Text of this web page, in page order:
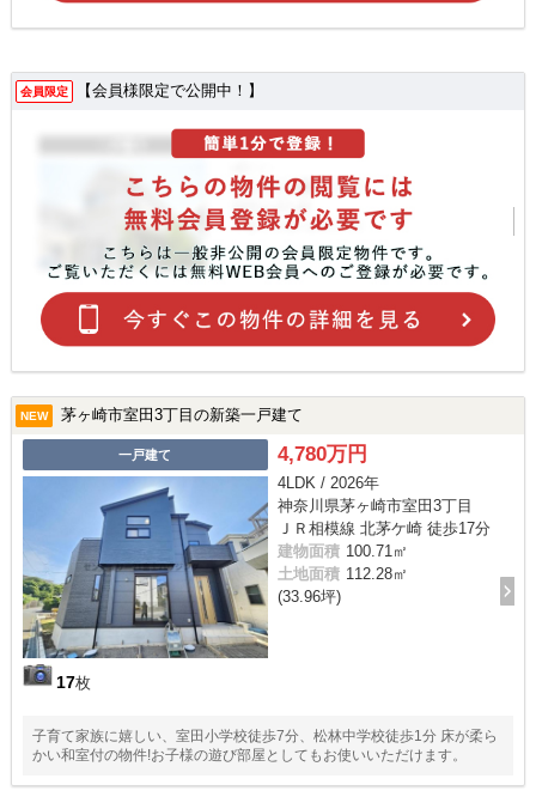
会員限定 【会員様限定で公開中！】
NEW 茅ヶ崎市室田3丁目の新築一戸建て
一戸建て
17枚
4,780万円
4LDK / 2026年
神奈川県茅ヶ崎市室田3丁目
ＪＲ相模線 北茅ケ崎 徒歩17分
建物面積 100.71㎡
土地面積 112.28㎡
(33.96坪)
子育て家族に嬉しい、室田小学校徒歩7分、松林中学校徒歩1分 床が柔ら
かい和室付の物件!お子様の遊び部屋としてもお使いいただけます。